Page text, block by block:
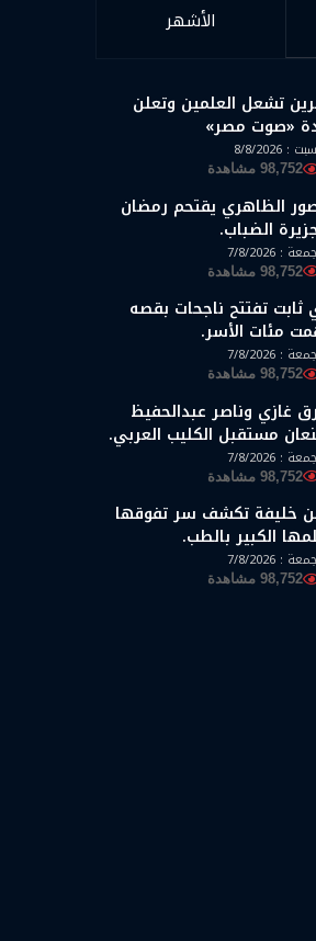
الأشهر
تشعل العلمين وتعلن
«صوت مصر»
: 8/8/2026
98,752 مشاهدة
الظاهري يقتحم رمضان
الضباب.
: 7/8/2026
98,752 مشاهدة
ثابت تفتتح ناجحات بقصه
مئات الأسر.
: 7/8/2026
98,752 مشاهدة
غازي وناصر عبدالحفيظ
مستقبل الكليب العربي.
: 7/8/2026
98,752 مشاهدة
خليفة تكشف سر تفوقها
الكبير بالطب.
: 7/8/2026
98,752 مشاهدة